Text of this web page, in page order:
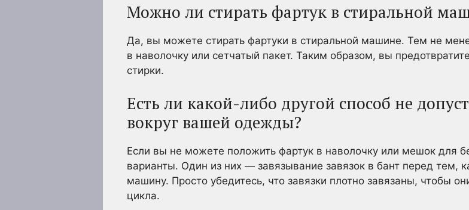
Можно ли стирать фартук в стиральной
Да, вы можете стирать фартуки в стиральной машине. Тем не
в наволочку или сетчатый пакет. Таким образом, вы
стирки.
Есть ли какой-либо другой способ не
вокруг вашей одежды?
Если вы не можете положить фартук в наволочку или мешок для
варианты. Один из них — завязывание завязок в бант перед тем,
машину. Просто убедитесь, что завязки плотно завязаны, чтобы
цикла.